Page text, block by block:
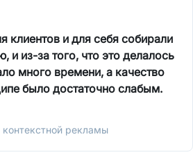
клиентов и для себя собирали
и из-за того, что это делалось
много времени, а качество
было достаточно слабым.
рекламы